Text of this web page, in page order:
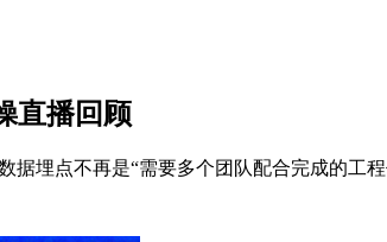
直播回顾
据埋点不再是“需要多个团队配合完成的工